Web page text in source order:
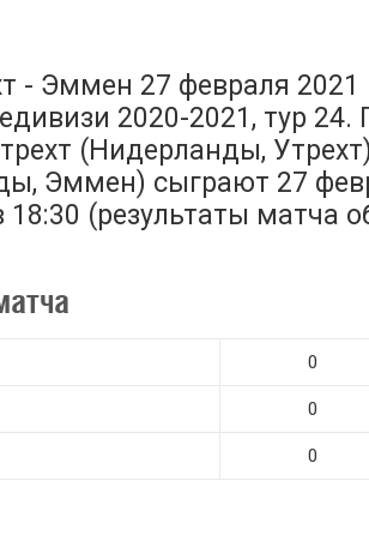
- Эммен 27 февраля 2021
2020-2021, тур
(Нидерланды,
Эммен) сыграют 27
18:30 (результаты матча
0
0
0